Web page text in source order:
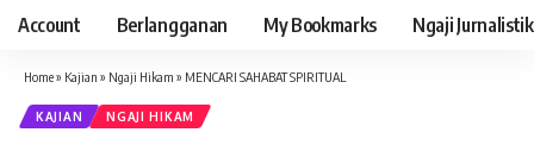
Resizer
Account Berlangganan My Bookmarks Ngaji Jurnalistik
Home» Kajian » Ngaji Hikam » MENCARI SAHABAT SPIRITUAL
KAJIAN NGAJI HIKAM